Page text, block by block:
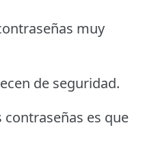
muy
de seguridad.
contraseñas es que